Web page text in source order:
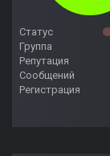
Статус
Группа
Репутация
Сообщений
Регистрация